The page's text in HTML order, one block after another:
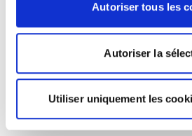
Autoriser tous les
Autoriser la
Utiliser uniquement les